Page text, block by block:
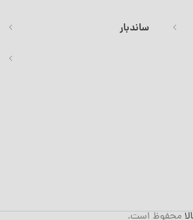
ساندبار
محفوظ است.